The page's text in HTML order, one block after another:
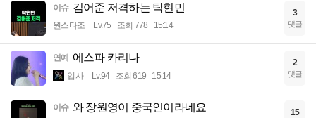
이슈 김어준 저격하는 탁현민
원스타조 Lv.75 조회 778 15:14
3
댓글
연예 에스파 카리나
입사 Lv.94 조회 619 15:14
2
댓글
이슈 와 장원영이 중국인이라네요 15